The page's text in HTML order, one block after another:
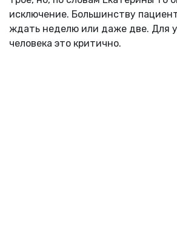
исключение. Большинству
ждать неделю или даже две. Для
человека это критично.